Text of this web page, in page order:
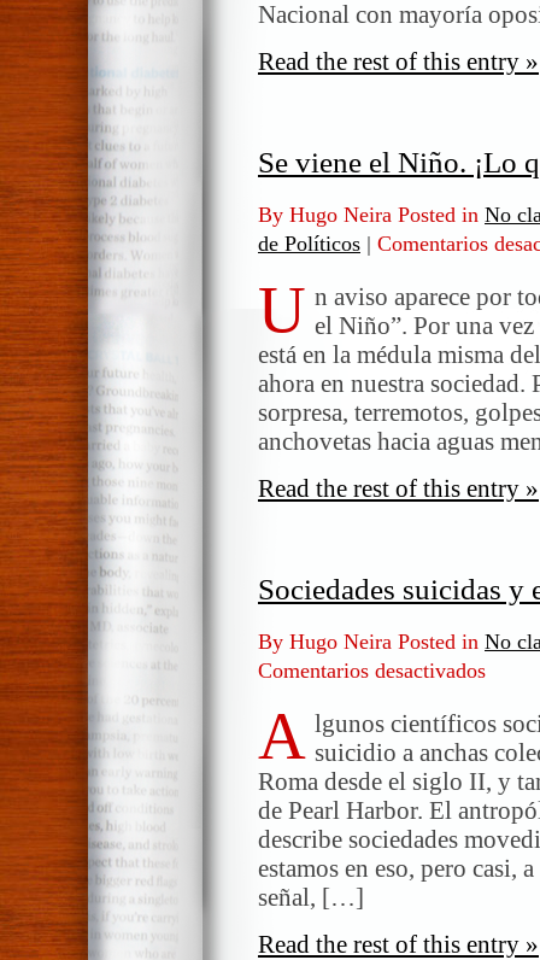
Nacional con mayoría
Read the rest of this entry »
Se viene el Niño. ¡Lo
By Hugo Neira Posted in No
de Políticos | Comentarios
U n aviso aparece por
el Niño”. Por una
está en la médula misma
ahora en nuestra
sorpresa, terremotos,
anchovetas hacia aguas
Read the rest of this entry »
Sociedades suicidas
By Hugo Neira Posted in No
Comentarios desactivados
suicidas
al
Político
A lgunos científicos
suicidio a anchas
Roma desde el siglo II, y
de Pearl Harbor. El
describe sociedades
estamos en eso, pero casi,
señal, […]
Read the rest of this entry »